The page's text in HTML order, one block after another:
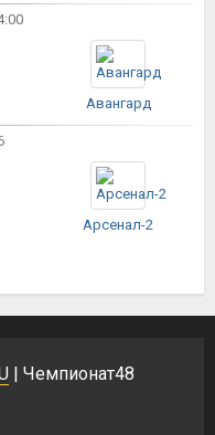
Авангард
Арсенал-2
| Чемпионат48